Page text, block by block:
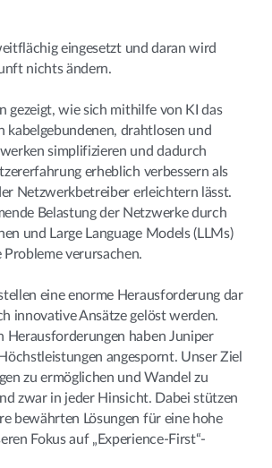
eingesetzt und daran wird
nichts ändern.
gezeigt, wie sich mithilfe von KI das
kabelgebundenen, drahtlosen und
simplifizieren und dadurch
erheblich verbessern als
Netzwerkbetreiber erleichtern lässt.
Belastung der Netzwerke durch
und Large Language Models (LLMs)
verursachen.
eine enorme Herausforderung dar
innovative Ansätze gelöst werden.
Herausforderungen haben Juniper
angespornt. Unser Ziel
zu ermöglichen und Wandel zu
zwar in jeder Hinsicht. Dabei stützen
bewährten Lösungen für eine hohe
Fokus auf „Experience-First“-